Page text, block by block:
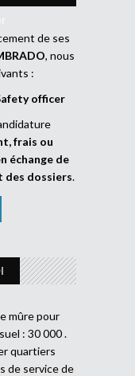
de ses
, nous
:
officer
frais ou
échange de
des dossiers.
mûre pour
: 30 000 .
quartiers
de service de